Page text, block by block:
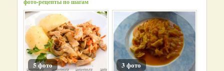
фото-рецепты по шагам
5 фото 3 фото